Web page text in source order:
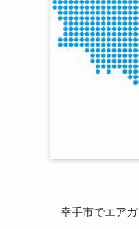
幸手市でエア